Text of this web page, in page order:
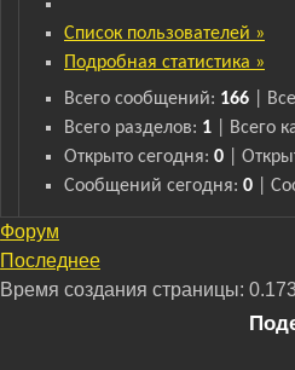
Список пользователей »
Подробная статистика »
Всего сообщений: 166
Всего разделов: 1 Всего
Открыто сегодня: 0
Сообщений сегодня: 0
Форум
Последнее
Время создания страницы: